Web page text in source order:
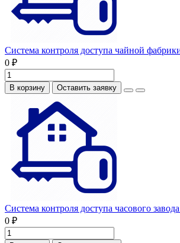
Система контроля доступа чайной
0 ₽
В корзину Оставить заявку
Система контроля доступа часового
0 ₽